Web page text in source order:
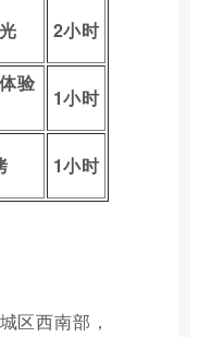
2小时
验
1小时
1小时
区西南部，